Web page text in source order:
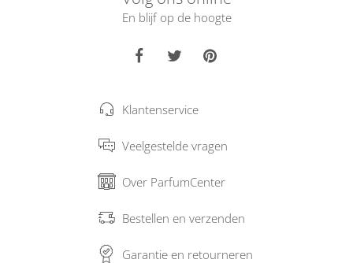
En blijf op de hoogte
Klantenservice
Veelgestelde vragen
Over ParfumCenter
Bestellen en verzenden
Garantie en retourneren